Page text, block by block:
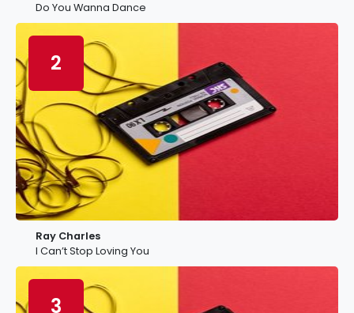
Do You Wanna Dance
2
Ray Charles
I Can’t Stop Loving You
3